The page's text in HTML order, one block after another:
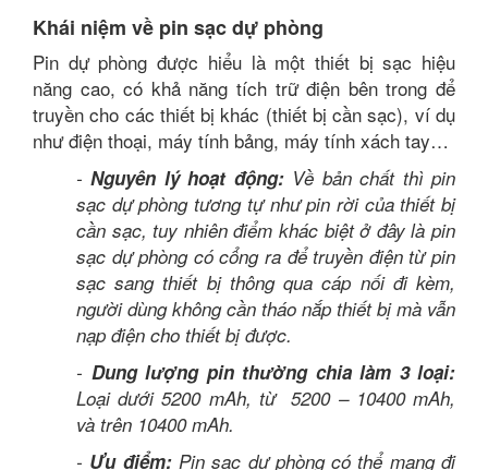
Khái niệm về pin sạc dự phòng
Pin dự phòng được hiểu là một thiết bị sạc hiệu
năng cao, có khả năng tích trữ điện bên trong để
truyền cho các thiết bị khác (thiết bị cần sạc), ví dụ
như điện thoại, máy tính bảng, máy tính xách tay…
- Nguyên lý hoạt động:Về bản chất thì pin
sạc dự phòng tương tự như pin rời của thiết bị
cần sạc, tuy nhiên điểm khác biệt ở đây là pin
sạc dự phòng có cổng ra để truyền điện từ pin
sạc sang thiết bị thông qua cáp nối đi kèm,
người dùng không cần tháo nắp thiết bị mà vẫn
nạp điện cho thiết bị được.
- Dung lượng pin thường chia làm 3 loại:
Loại dưới 5200 mAh, từ 5200 – 10400 mAh,
và trên 10400 mAh.
- Ưu điểm:Pin sạc dự phòng có thể mang đi